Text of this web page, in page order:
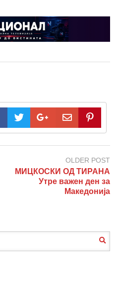
OLDER POST
МИЦКОСКИ ОД ТИРАНА
Утре важен ден за
Македонија